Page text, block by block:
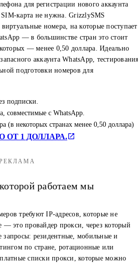
для регистрации нового аккаунта
карта не нужна. GrizzlySMS
виртуальные номера, на которые поступает
— в большинстве стран это стоит
— менее 0,50 доллара. Идеально
аккаунта WhatsApp,
подготовки номеров для
подписки.
совместимые с WhatsApp.
(в некоторых странах менее 0,50 доллара)
ОТ 1 ДОЛЛАРА.
работаем мы
требуют IP-адресов, которые не
— это провайдер прокси, через который
запросы: резидентные, мобильные и
по стране, ротационные или
списки прокси, которые можно